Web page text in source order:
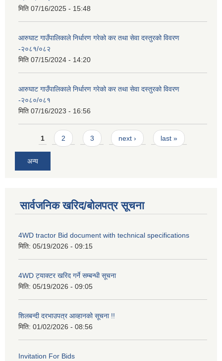
मिति 07/16/2025 - 15:48
आरुघाट गाउँपालिकाले निर्धारण गरेको कर तथा सेवा दस्तुरको विवरण
-२०८१/०८२
मिति 07/15/2024 - 14:20
आरुघाट गाउँपालिकाले निर्धारण गरेको कर तथा सेवा दस्तुरको विवरण
-२०८०/०८१
मिति 07/16/2023 - 16:56
Pages
1 2 3 next › last »
अन्य
सार्वजनिक खरिद/बोलपत्र सूचना
4WD tractor Bid document with technical specifications
मिति: 05/19/2026 - 09:15
4WD ट्याक्टर खरिद गर्ने सम्बन्धी सूचना
मिति: 05/19/2026 - 09:05
शिलबन्दी दरभाउपत्र आव्हानको सूचना !!
मिति: 01/02/2026 - 08:56
Invitation For Bids